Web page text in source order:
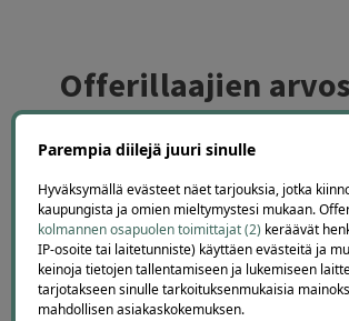
Offerillaajien
Kirjoita arvostelu
Parempia diilejä juuri sinulle
Hyväksymällä evästeet näet tarjouksia, jotka
kaupungista ja omien mieltymystesi mukaan.
kolmannen osapuolen toimittajat (2) keräävät
IP-osoite tai laitetunniste) käyttäen evästeitä ja
keinoja tietojen tallentamiseen ja lukemiseen
tarjotakseen sinulle tarkoituksenmukaisia
mahdollisen asiakaskokemuksen.